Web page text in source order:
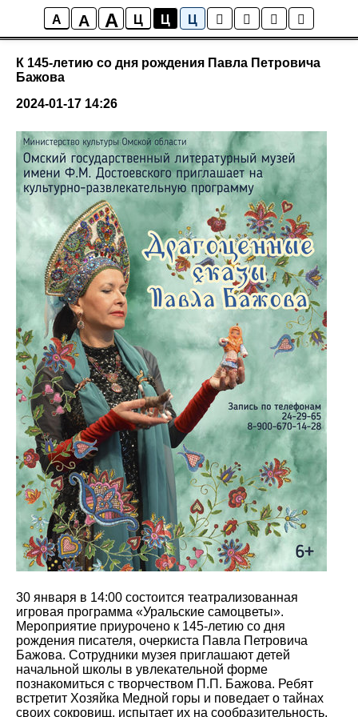
A A A Ц Ц Ц
События
К 145-летию со дня рождения Павла Петровича
Бажова
2024-01-17 14:26
30 января в 14:00 состоится театрализованная
игровая программа «Уральские самоцветы».
Мероприятие приурочено к 145-летию со дня
рождения писателя, очеркиста Павла Петровича
Бажова. Сотрудники музея приглашают детей
начальной школы в увлекательной форме
познакомиться с творчеством П.П. Бажова. Ребят
встретит Хозяйка Медной горы и поведает о тайнах
своих сокровищ, испытает их на сообразительность,